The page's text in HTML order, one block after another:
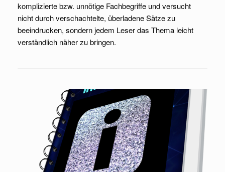
komplizierte bzw. unnötige Fachbegriffe und versucht
nicht durch verschachtelte, überladene Sätze zu
beeindrucken, sondern jedem Leser das Thema leicht
verständlich näher zu bringen.